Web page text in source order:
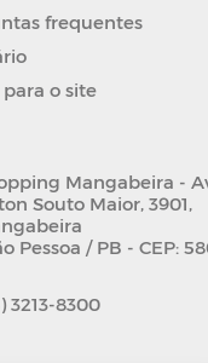
frequentes
o site
Mangabeira -
Souto Maior, 3901,
Pessoa / PB - CEP:
3213-8300